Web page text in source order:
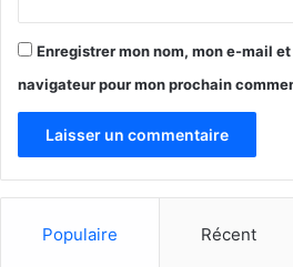
Enregistrer mon nom, mon e-mail
navigateur pour mon prochain
Populaire Récent